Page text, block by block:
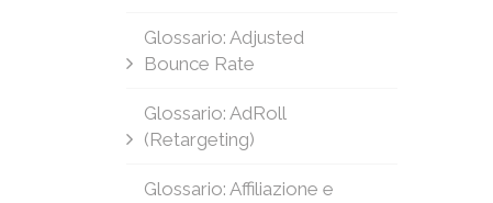
Glossario: Adjusted
Bounce Rate
Glossario: AdRoll
(Retargeting)
Glossario: Affiliazione e